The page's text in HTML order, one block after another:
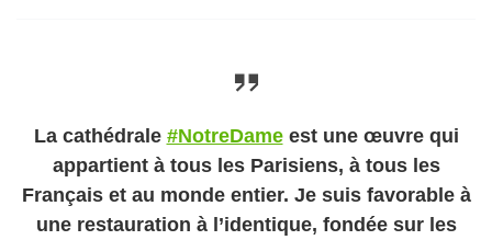
La cathédrale #NotreDameest une œuvre qui
appartient à tous les Parisiens, à tous les
Français et au monde entier. Je suis favorable à
une restauration à l’identique, fondée sur les